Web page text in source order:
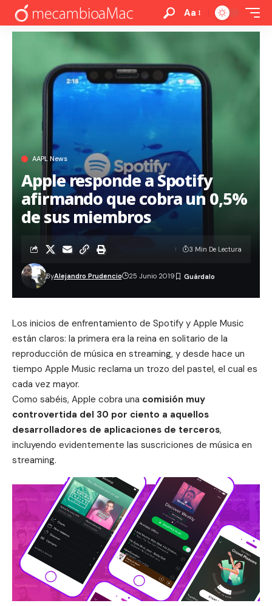
Aa
AAPL News
Apple responde a Spotify
afirmando que cobra un 0,5%
de sus miembros
ByAlejandro Prudencio 25 Junio 2019
3 Min De Lectura
Los inicios de enfrentamiento de Spotify y Apple Music
están claros: la primera era la reina en solitario de la
reproducción de música en streaming, y desde hace un
tiempo Apple Music reclama un trozo del pastel, el cual es
cada vez mayor.
Como sabéis, Apple cobra una comisión muy
controvertida del 30 por ciento a aquellos
desarrolladores de aplicaciones de terceros,
incluyendo evidentemente las suscriciones de música en
streaming.